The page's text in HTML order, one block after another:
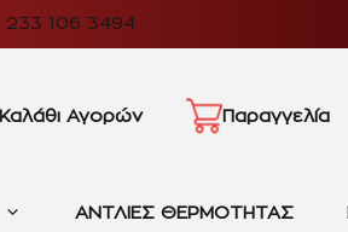
233 106 3494
Καλάθι Αγορών Παραγγελία
ΑΝΤΛΙΕΣ ΘΕΡΜΟΤΗΤΑΣ